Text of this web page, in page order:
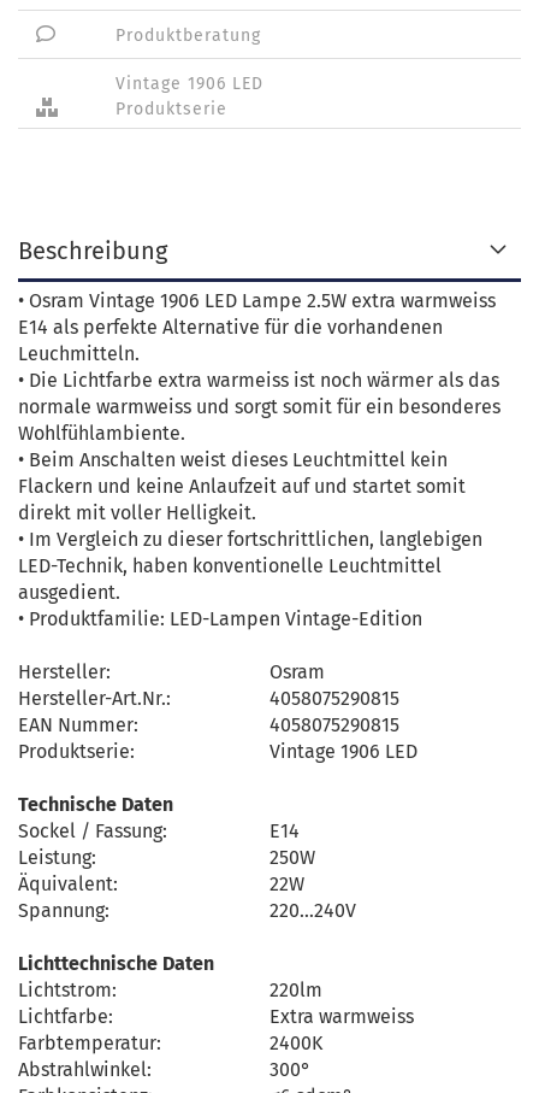
Produktberatung
Vintage 1906 LED
Produktserie
Beschreibung
• Osram Vintage 1906 LED Lampe 2.5W extra warmweiss
E14 als perfekte Alternative für die vorhandenen
Leuchmitteln.
• Die Lichtfarbe extra warmeiss ist noch wärmer als das
normale warmweiss und sorgt somit für ein besonderes
Wohlfühlambiente.
• Beim Anschalten weist dieses Leuchtmittel kein
Flackern und keine Anlaufzeit auf und startet somit
direkt mit voller Helligkeit.
• Im Vergleich zu dieser fortschrittlichen, langlebigen
LED-Technik, haben konventionelle Leuchtmittel
ausgedient.
• Produktfamilie: LED-Lampen Vintage-Edition
Hersteller:
Osram
Hersteller-Art.Nr.:
4058075290815
EAN Nummer:
4058075290815
Produktserie:
Vintage 1906 LED
Technische Daten
Sockel / Fassung:
E14
Leistung:
250W
Äquivalent:
22W
Spannung:
220…240V
Lichttechnische Daten
Lichtstrom:
220lm
Lichtfarbe:
Extra warmweiss
Farbtemperatur:
2400K
Abstrahlwinkel:
300°